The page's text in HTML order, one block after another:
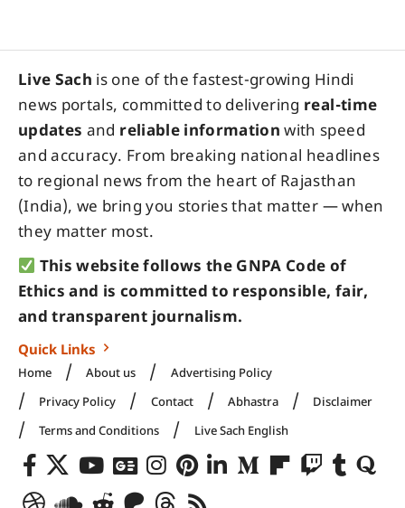
Live Sach is one of the fastest-growing Hindi
news portals, committed to delivering real-time
updates and reliable information with speed
and accuracy. From breaking national headlines
to regional news from the heart of Rajasthan
(India), we bring you stories that matter — when
they matter most.
This website follows the GNPA Code of
Ethics and is committed to responsible, fair,
and transparent journalism.
Quick Links
Home About us
Advertising Policy
Privacy Policy
Contact Abhastra
Disclaimer
Terms and Conditions
Live Sach English